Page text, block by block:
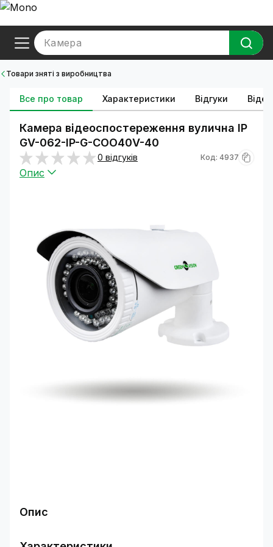
Камера
Товари зняті з виробництва
Все про товар Характеристики Відгуки Відео
Камера відеоспостереження вулична IP
GV-062-IP-G-COO40V-40
0 відгуків Код: 4937
Опис
Опис
Принцип роботи IP камери